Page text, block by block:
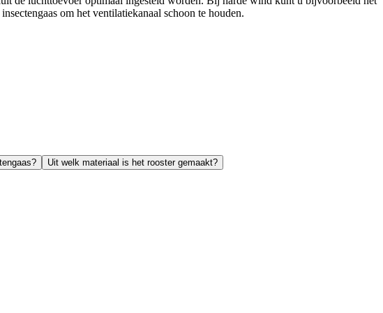
om het ventilatiekanaal schoon te houden.
Uit welk materiaal is het rooster gemaakt?